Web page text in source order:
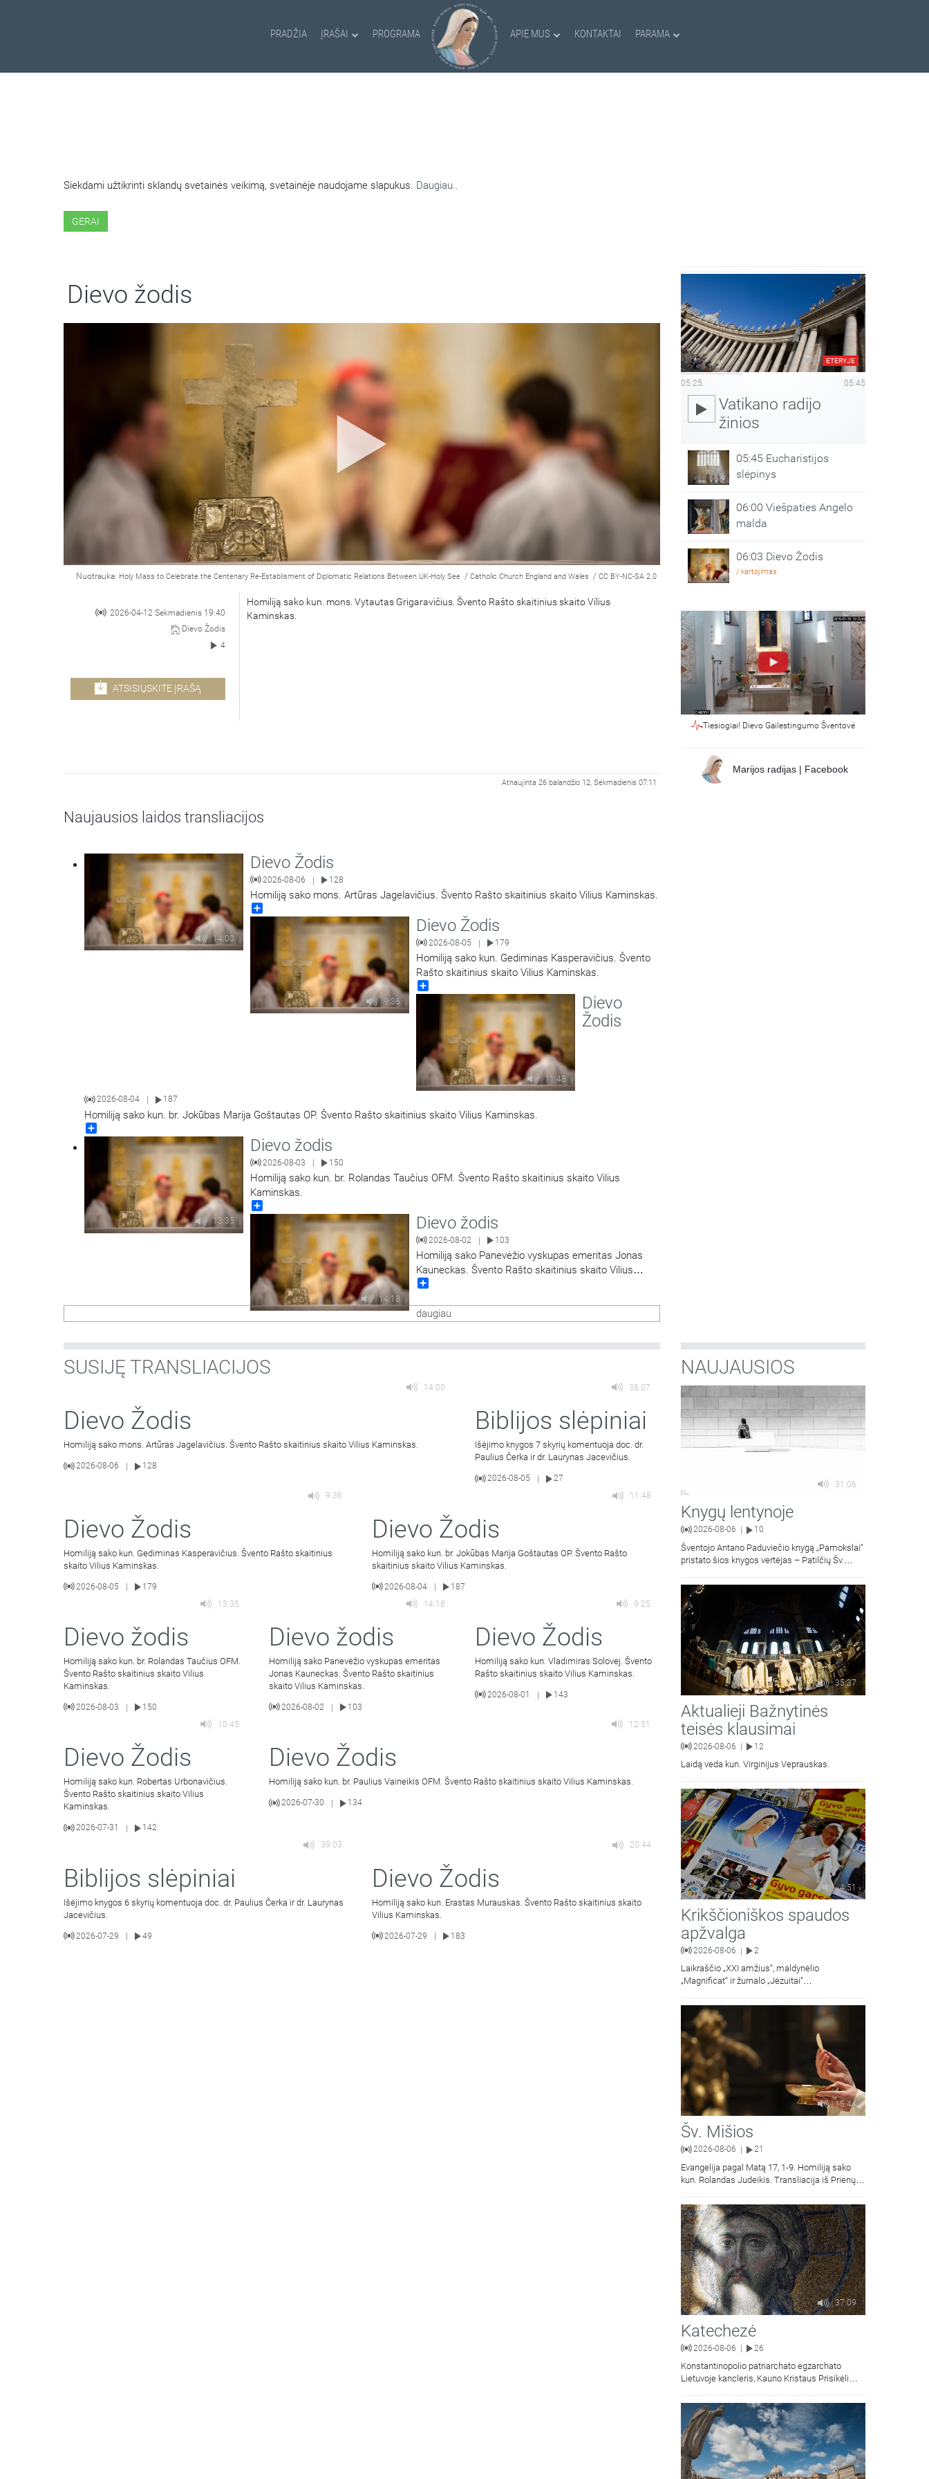
PRADŽIA ĮRAŠAI PROGRAMA APIE MUS KONTAKTAI PARAMA
Siekdami užtikrinti sklandų svetainės veikimą, svetainėje naudojame slapukus. Daugiau..
GERAI
Dievo žodis
Nuotrauka: Holy Mass to Celebrate the Centenary Re-Establisment of Diplomatic Relations Between UK-Holy See / Catholic Church England and Wales / CC BY-NC-SA 2.0
2026-04-12 Sekmadienis 19:40
Dievo Žodis
4
ATSISIŲSKITE ĮRAŠĄ
Homiliją sako kun. mons. Vytautas Grigaravičius. Švento Rašto skaitinius skaito Vilius
Kaminskas.
Atnaujinta 26 balandžio 12, Sekmadienis 07:11
Naujausios laidos transliacijos
14:00
Dievo Žodis
2026-08-06 | 128
Homiliją sako mons. Artūras Jagelavičius. Švento Rašto skaitinius skaito Vilius Kaminskas.
9:36
Dievo Žodis
2026-08-05 | 179
Homiliją sako kun. Gediminas Kasperavičius. Švento
Rašto skaitinius skaito Vilius Kaminskas.
11:48
Dievo
Žodis
2026-08-04 187
Homiliją sako kun. br. Jokūbas Marija Goštautas OP. Švento Rašto skaitinius skaito Vilius Kaminskas.
13:35
Dievo žodis
2026-08-03 150
Homiliją sako kun. br. Rolandas Taučius OFM. Švento Rašto skaitinius skaito Vilius
Kaminskas.
14:18
Dievo žodis
2026-08-02 | 103
Homiliją sako Panevėžio vyskupas emeritas Jonas
Kauneckas. Švento Rašto skaitinius skaito Vilius
Kaminskas.
daugiau
ETERYJE
05:25 05:45
Vatikano radijo
žinios
05:45 Eucharistijos
slėpinys
06:00 Viešpaties Angelo
malda
06:03 Dievo Žodis
/ kartojimas
Tiesiogiai! Dievo Gailestingumo Šventovė
Marijos radijas | Facebook
SUSIJĘ TRANSLIACIJOS
14:00
Dievo Žodis
Homiliją sako mons. Artūras Jagelavičius. Švento Rašto skaitinius skaito Vilius Kaminskas.
2026-08-06 128
38:07
Biblijos slėpiniai
Išėjimo knygos 7 skyrių komentuoja doc. dr.
Paulius Čerka ir dr. Laurynas Jacevičius.
2026-08-05
27
9:36
Dievo Žodis
Homiliją sako kun. Gediminas Kasperavičius. Švento Rašto skaitinius
skaito Vilius Kaminskas.
2026-08-05 179
11:48
Dievo Žodis
Homiliją sako kun. br. Jokūbas Marija Goštautas OP. Švento Rašto
skaitinius skaito Vilius Kaminskas.
2026-08-04
187
13:35
Dievo žodis
Homiliją sako kun. br. Rolandas Taučius OFM.
Švento Rašto skaitinius skaito Vilius
Kaminskas.
2026-08-03 | 150
14:18
Dievo žodis
Homiliją sako Panevėžio vyskupas emeritas
Jonas Kauneckas. Švento Rašto skaitinius
skaito Vilius Kaminskas.
2026-08-02 | 103
9:25
Dievo Žodis
Homiliją sako kun. Vladimiras Solovej. Švento
Rašto skaitinius skaito Vilius Kaminskas.
2026-08-01 | 143
10:45
Dievo Žodis
Homiliją sako kun. Robertas Urbonavičius.
Švento Rašto skaitinius skaito Vilius
Kaminskas.
2026-07-31 142
12:51
Dievo Žodis
Homiliją sako kun. br. Paulius Vaineikis OFM. Švento Rašto skaitinius skaito Vilius Kaminskas.
2026-07-30 134
39:03
Biblijos slėpiniai
Išėjimo knygos 6 skyrių komentuoja doc. dr. Paulius Čerka ir dr. Laurynas
Jacevičius.
2026-07-29 49
20:44
Dievo Žodis
Homiliją sako kun. Erastas Murauskas. Švento Rašto skaitinius skaito
Vilius Kaminskas.
2026-07-29 183
NAUJAUSIOS
31:06
Knygų lentynoje
2026-08-06 10
Šventojo Antano Paduviečio knygą „Pamokslai“
pristato šios knygos vertėjas – Patilčių Šv.
moralinės teologijos dr. Algirdas Petras
35:37
Aktualieji Bažnytinės
teisės klausimai
2026-08-06 12
Laidą veda kun. Virginijus Veprauskas.
4:51
Krikščioniškos spaudos
apžvalga
2026-08-06 | 2
Laikraščio „XXI amžius“, maldynėlio
„Magnificat“ ir žurnalo „Jėzuitai“
15:44
Šv. Mišios
2026-08-06 21
Evangelija pagal Matą 17, 1-9. Homiliją sako
kun. Rolandas Judeikis. Transliacija iš Prienų
37:09
Katechezė
2026-08-06 26
Konstantinopolio patriarchato egzarchato
Lietuvoje kancleris, Kauno Kristaus Prisikėlimo
kunigas Vitalijus Mockus pasakoja apie
Kristaus Atsimainymo šventę.